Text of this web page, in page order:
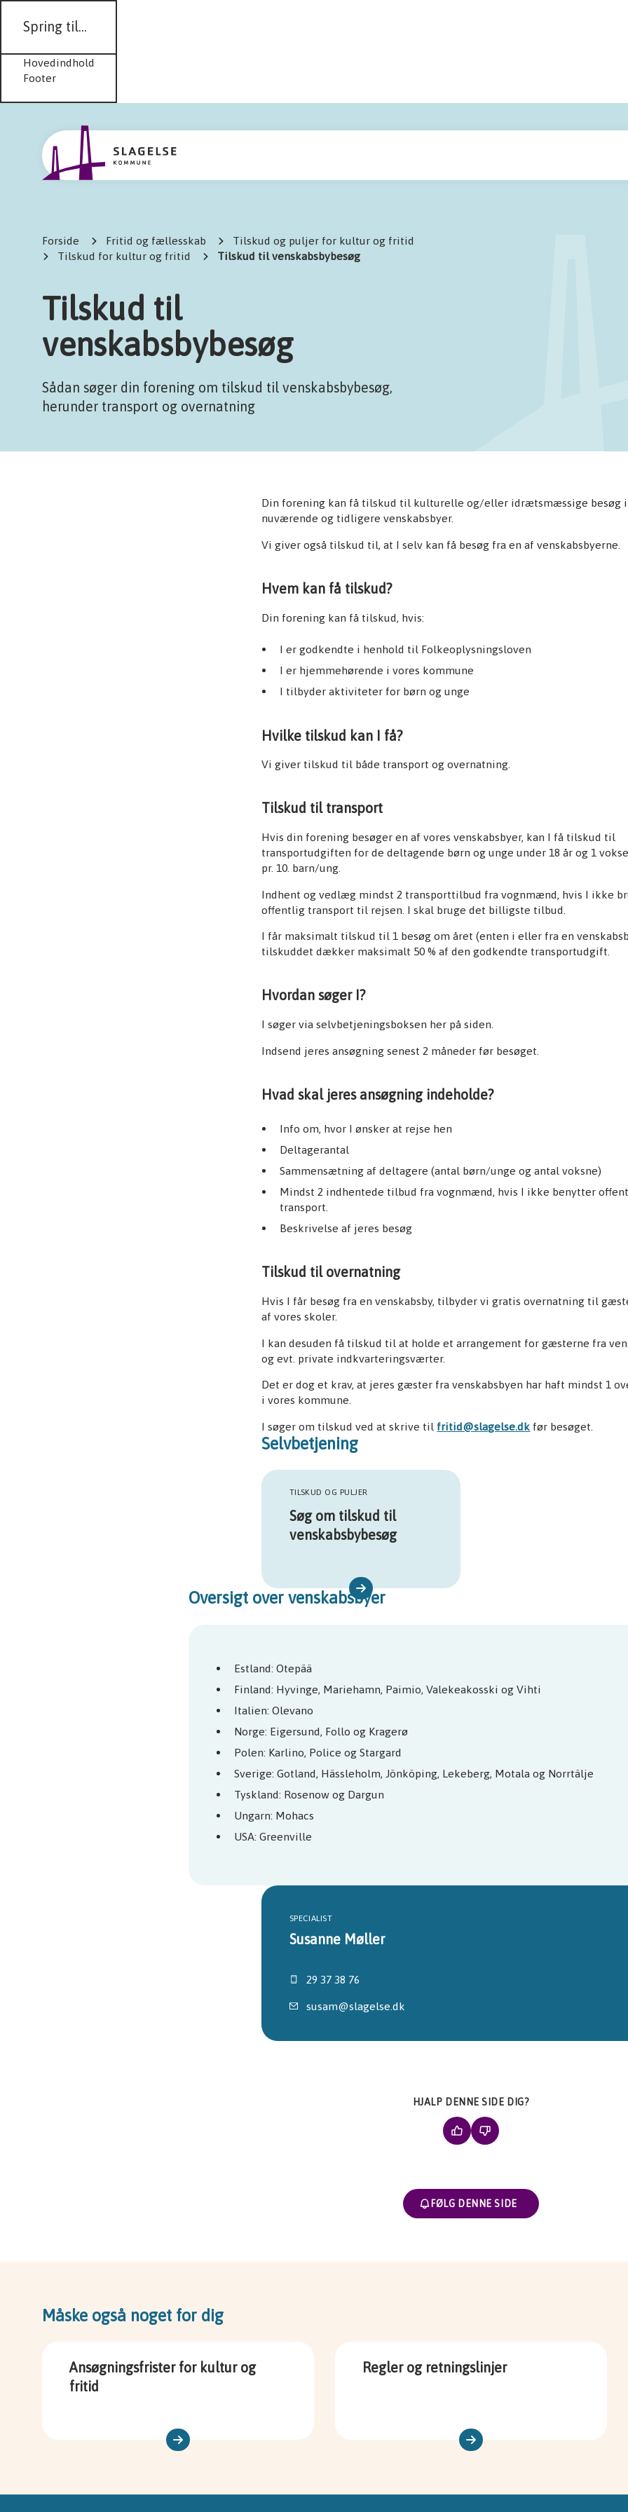
Spring til...
Hovedindhold
Footer
Forside Fritid og fællesskab
Tilskud og puljer for kultur og fritid
Tilskud for kultur og fritid
Tilskud til venskabsbybesøg
Tilskud til
venskabsbybesøg
Sådan søger din forening om tilskud til venskabsbybesøg,
herunder transport og overnatning
Din forening kan få tilskud til kulturelle og/eller idrætsmæssige besøg i
nuværende og tidligere venskabsbyer.
Vi giver også tilskud til, at I selv kan få besøg fra en af venskabsbyerne.
Hvem kan få tilskud?
Din forening kan få tilskud, hvis:
I er godkendte i henhold til Folkeoplysningsloven
I er hjemmehørende i vores kommune
I tilbyder aktiviteter for børn og unge
Hvilke tilskud kan I få?
Vi giver tilskud til både transport og overnatning.
Tilskud til transport
Hvis din forening besøger en af vores venskabsbyer, kan I få tilskud til
transportudgiften for de deltagende børn og unge under 18 år og 1
pr. 10. barn/ung.
Indhent og vedlæg mindst 2 transporttilbud fra vognmænd, hvis I ikke
offentlig transport til rejsen. I skal bruge det billigste tilbud.
I får maksimalt tilskud til 1 besøg om året (enten i eller fra en
tilskuddet dækker maksimalt 50 % af den godkendte transportudgift.
Hvordan søger I?
I søger via selvbetjeningsboksen her på siden.
Indsend jeres ansøgning senest 2 måneder før besøget.
Hvad skal jeres ansøgning indeholde?
Info om, hvor I ønsker at rejse hen
Deltagerantal
Sammensætning af deltagere (antal børn/unge og antal voksne)
Mindst 2 indhentede tilbud fra vognmænd, hvis I ikke benytter
transport.
Beskrivelse af jeres besøg
Tilskud til overnatning
Hvis I får besøg fra en venskabsby, tilbyder vi gratis overnatning til
af vores skoler.
I kan desuden få tilskud til at holde et arrangement for gæsterne fra
og evt. private indkvarteringsværter.
Det er dog et krav, at jeres gæster fra venskabsbyen har haft mindst 1
i vores kommune.
I søger om tilskud ved at skrive til fritid@slagelse.dk før besøget.
Selvbetjening
TILSKUD OG PULJER
Søg om tilskud til
venskabsbybesøg
Oversigt over venskabsbyer
Estland: Otepää
Finland: Hyvinge, Mariehamn, Paimio, Valekeakosski og Vihti
Italien: Olevano
Norge: Eigersund, Follo og Kragerø
Polen: Karlino, Police og Stargard
Sverige: Gotland, Hässleholm, Jönköping, Lekeberg, Motala og Norrtälje
Tyskland: Rosenow og Dargun
Ungarn: Mohacs
USA: Greenville
SPECIALIST
Susanne Møller
29 37 38 76
susam@slagelse.dk
HJALP DENNE SIDE DIG?
FØLG DENNE SIDE
Måske også noget for dig
Ansøgningsfrister for kultur og
fritid
Regler og retningslinjer